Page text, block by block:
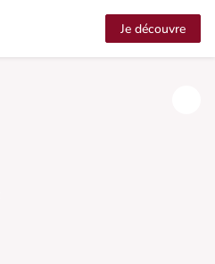
Je découvre